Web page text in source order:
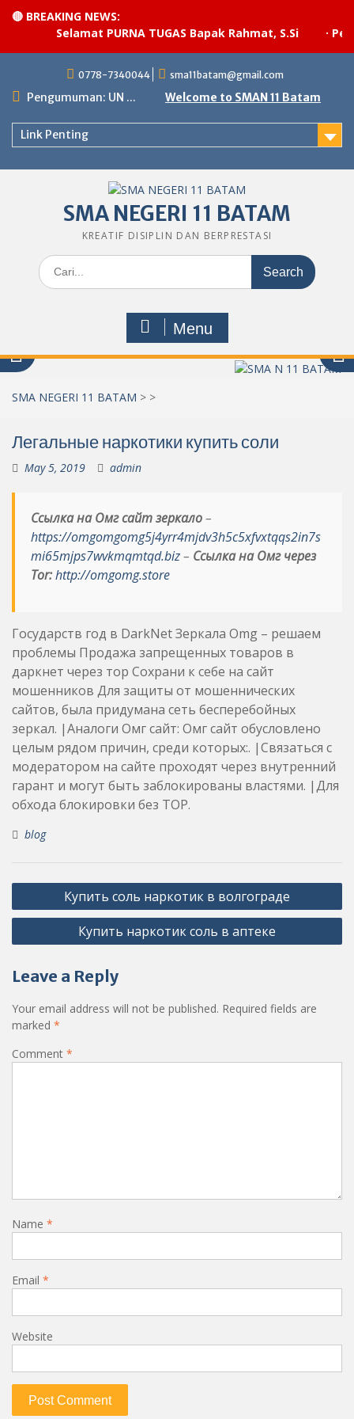
🔴 BREAKING NEWS:
Selamat PURNA TUGAS Bapak Rahmat, S.Si
content
0778-7340044 sma11batam@gmail.com
Pengumuman: UN ... Welcome to SMAN 11 Batam
Link Penting
SMA NEGERI 11 BATAM
KREATIF DISIPLIN DAN BERPRESTASI
Search
for:
Menu
SMA NEGERI 11 BATAM > >
Легальные наркотики купить соли
May 5, 2019 admin
Ссылка на Омг сайт зеркало–
https://omgomgomg5j4yrr4mjdv3h5c5xfvxtqqs2in7s
mi65mjps7wvkmqmtqd.biz– Ссылка на Омг через
Tor:http://omgomg.store
Государств год в DarkNet Зеркала Omg – решаем
проблемы Продажа запрещенных товаров в
даркнет через тор Сохрани к себе на сайт
мошенников Для защиты от мошеннических
сайтов, была придумана сеть бесперебойных
зеркал. |Аналоги Омг сайт: Омг сайт обусловлено
целым рядом причин, среди которых:. |Связаться с
модератором на сайте проходят через внутренний
гарант и могут быть заблокированы властями. |Для
обхода блокировки без ТОР.
blog
Post
navigation
Купить соль наркотик в волгограде
Купить наркотик соль в аптеке
Leave a Reply
Your email address will not be published. Required fields are
marked *
Comment *
Name *
Email *
Website